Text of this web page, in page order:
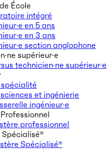
École
intégré
en 5 ans
en 3 ans
section anglophone
supérieur·e
technicien·ne supérieur·e
et ingénierie
ingénieur·e
professionnel
Spécialisé®